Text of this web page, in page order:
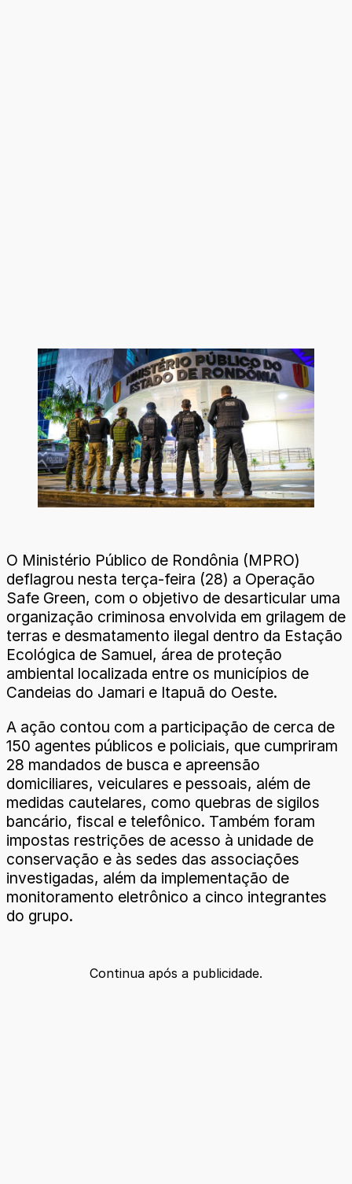
O Ministério Público de Rondônia (MPRO)
deflagrou nesta terça-feira (28) a Operação
Safe Green, com o objetivo de desarticular uma
organização criminosa envolvida em grilagem de
terras e desmatamento ilegal dentro da Estação
Ecológica de Samuel, área de proteção
ambiental localizada entre os municípios de
Candeias do Jamari e Itapuã do Oeste.
A ação contou com a participação de cerca de
150 agentes públicos e policiais, que cumpriram
28 mandados de busca e apreensão
domiciliares, veiculares e pessoais, além de
medidas cautelares, como quebras de sigilos
bancário, fiscal e telefônico. Também foram
impostas restrições de acesso à unidade de
conservação e às sedes das associações
investigadas, além da implementação de
monitoramento eletrônico a cinco integrantes
do grupo.
Continua após a publicidade.